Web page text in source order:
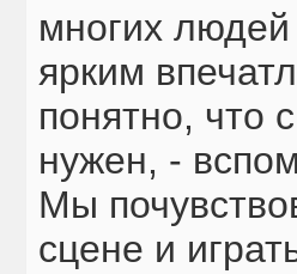
многих
ярким
понятно, что
нужен, -
Мы
сцене и